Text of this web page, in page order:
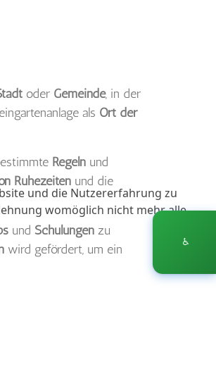
oder Gemeinde, in der
als Ort der
Regeln und
Ruhezeiten und die
und Schulungen zu
wird gefördert, um ein
♿
und die Nutzererfahrung zu
womöglich nicht mehr alle